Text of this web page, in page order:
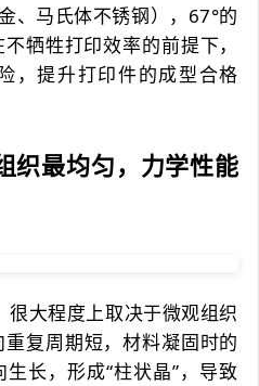
、马氏体不锈钢），67°的
牺牲打印效率的前提下，
，提升打印件的成型合格
织最均匀，力学性能
大程度上取决于微观组织
复周期短，材料凝固时的
长，形成“柱状晶”，导致